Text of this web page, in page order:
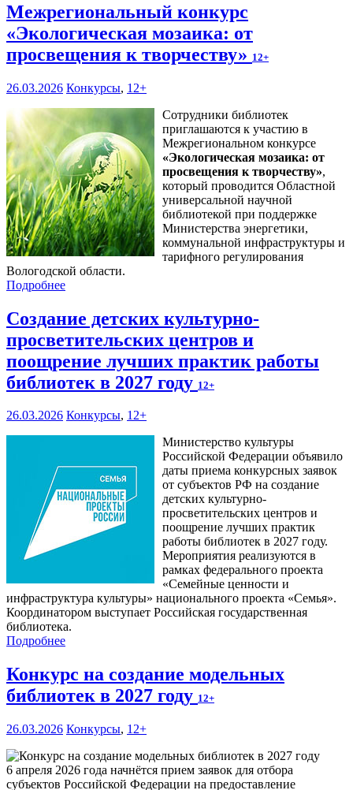
Межрегиональный конкурс
«Экологическая мозаика: от
просвещения к творчеству» 12+
26.03.2026 Конкурсы, 12+
Сотрудники библиотек
приглашаются к участию в
Межрегиональном конкурсе
«Экологическая мозаика: от
просвещения к творчеству»,
который проводится Областной
универсальной научной
библиотекой при поддержке
Министерства энергетики,
коммунальной инфраструктуры и
тарифного регулирования
Вологодской области.
Подробнее
Создание детских культурно-
просветительских центров и
поощрение лучших практик работы
библиотек в 2027 году 12+
26.03.2026 Конкурсы, 12+
Министерство культуры
Российской Федерации объявило
даты приема конкурсных заявок
от субъектов РФ на создание
детских культурно-
просветительских центров и
поощрение лучших практик
работы библиотек в 2027 году.
Мероприятия реализуются в
рамках федерального проекта
«Семейные ценности и
инфраструктура культуры» национального проекта «Семья».
Координатором выступает Российская государственная
библиотека.
Подробнее
Конкурс на создание модельных
библиотек в 2027 году 12+
26.03.2026 Конкурсы, 12+
6 апреля 2026 года начнётся прием заявок для отбора
субъектов Российской Федерации на предоставление